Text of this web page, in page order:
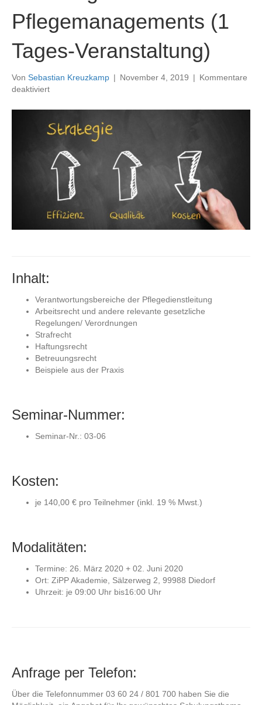
Pflegemanagements (1
Tages-Veranstaltung)
Von Sebastian Kreuzkamp | November 4, 2019 | Kommentare
deaktiviertfür
06:
Rechtliche
Grundlagen
Pflegemanagements
(1
Tages-
Veranstaltung)
Inhalt:
Verantwortungsbereiche der Pflegedienstleitung
Arbeitsrecht und andere relevante gesetzliche
Regelungen/ Verordnungen
Strafrecht
Haftungsrecht
Betreuungsrecht
Beispiele aus der Praxis
Seminar-Nummer:
Seminar-Nr.: 03-06
Kosten:
je 140,00 € pro Teilnehmer (inkl. 19 % Mwst.)
Modalitäten:
Termine: 26. März 2020 + 02. Juni 2020
Ort: ZiPP Akademie, Sälzerweg 2, 99988 Diedorf
Uhrzeit: je 09:00 Uhr bis16:00 Uhr
Anfrage per Telefon:
Über die Telefonnummer 03 60 24 / 801 700 haben Sie die